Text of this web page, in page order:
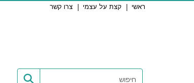
ראשי קצת על עצמי צרו קשר